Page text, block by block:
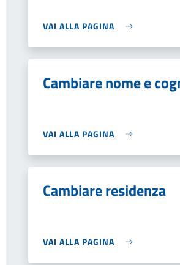
VAI ALLA PAGINA
Cambiare nome e
VAI ALLA PAGINA
Cambiare residenza
VAI ALLA PAGINA